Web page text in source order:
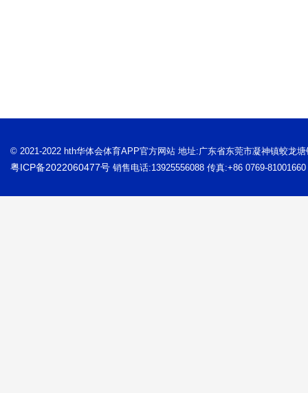
© 2021-2022 hth华体会体育APP官方网站 地址:广东省东莞市凝神镇蛟龙
粤ICP备2022060477号 销售电话:13925556088 传真:+86 0769-81001660